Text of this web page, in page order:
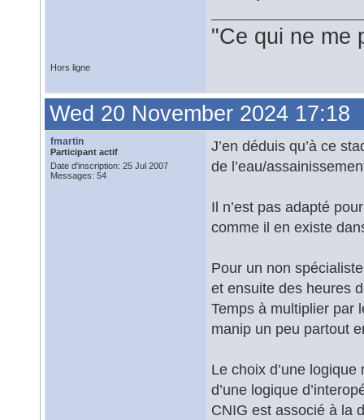
"Ce qui ne me
Hors ligne
Wed 20 November 2024 17:18
fmartin
Participant actif
Date d'inscription: 25 Jul 2007
Messages: 54
J’en déduis qu’à ce
de l’eau/
Il n’est pas adapté
comme il en existe
Pour un non
et ensuite des heures
Temps à multiplier par
manip un peu partout
Le choix d’une
d’une logique
CNIG est associé à la